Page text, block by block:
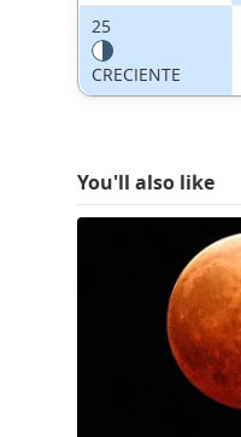
25
CRECIENTE
You'll also like